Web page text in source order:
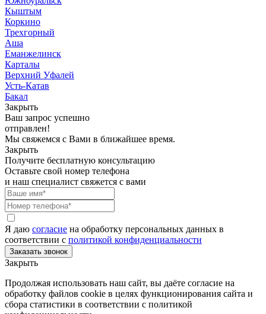
Кыштым
Коркино
Трехгорный
Аша
Еманжелинск
Карталы
Верхний Уфалей
Усть-Катав
Бакал
Закрыть
Ваш запрос успешно
отправлен!
Мы свяжемся с Вами в ближайшее время.
Закрыть
Получите бесплатную консультацию
Оставьте свой номер телефона
и наш специалист свяжется с вами
Я даю согласие на обработку персональных данных в
соответствии с политикой конфиденциальности
Закрыть
Продолжая использовать наш сайт, вы даёте согласие на
обработку файлов cookie в целях функционирования сайта и
сбора статистики в соответствии с политикой